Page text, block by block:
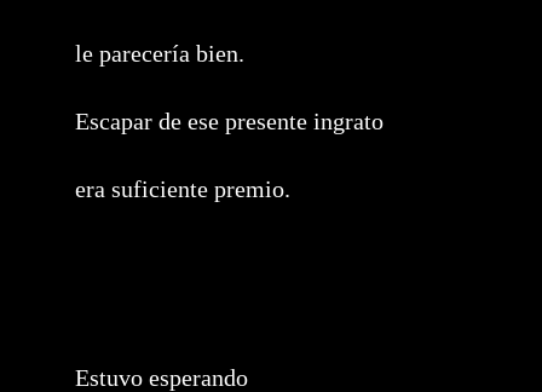
le parecería bien.
Escapar de ese presente ingrato
era suficiente premio.
Estuvo esperando